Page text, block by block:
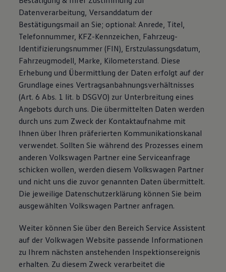
Datenverarbeitung, Versanddatum der
Bestätigungsmail an Sie; optional: Anrede, Titel,
Telefonnummer, KFZ-Kennzeichen, Fahrzeug-
Identifizierungsnummer (FIN), Erstzulassungsdatum,
Fahrzeugmodell, Marke, Kilometerstand. Diese
Erhebung und Übermittlung der Daten erfolgt auf der
Grundlage eines Vertragsanbahnungsverhältnisses
(Art. 6 Abs. 1 lit. b DSGVO) zur Unterbreitung eines
Angebots durch uns. Die übermittelten Daten werden
durch uns zum Zweck der Kontaktaufnahme mit
Ihnen über Ihren präferierten Kommunikationskanal
verwendet. Sollten Sie während des Prozesses einem
anderen Volkswagen Partner eine Serviceanfrage
schicken wollen, werden diesem Volkswagen Partner
und nicht uns die zuvor genannten Daten übermittelt.
Die jeweilige Datenschutzerklärung können Sie beim
ausgewählten Volkswagen Partner anfragen.
Weiter können Sie über den Bereich Service Assistent
auf der Volkwagen Website passende Informationen
zu Ihrem nächsten anstehenden Inspektionsereignis
erhalten. Zu diesem Zweck verarbeitet die